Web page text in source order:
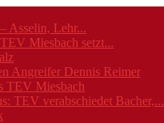
Asselin, Lehr...
Miesbach setzt...
Angreifer Dennis Reimer
TEV Miesbach
TEV verabschiedet Bacher,...